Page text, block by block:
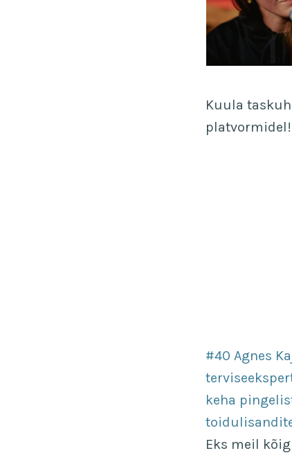
Kuula
platvormidel!
#40 Agnes
keha
Eks meil